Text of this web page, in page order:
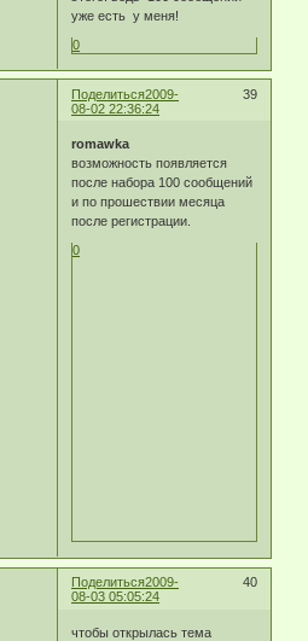
уже есть у меня!
0
Поделиться 39
2009-
08-02 22:36:24
romawka
возможность появляется
после набора 100 сообщений
и по прошествии месяца
после регистрации.
0
Поделиться 40
2009-
08-03 05:05:24
чтобы открылась тема